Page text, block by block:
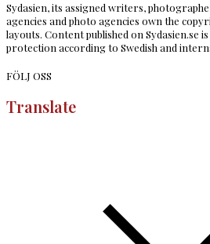
Sydasien, its assigned writers,
agencies and photo agencies own the
layouts. Content published on Sydasien.se
protection according to Swedish and
FÖLJ OSS
Translate